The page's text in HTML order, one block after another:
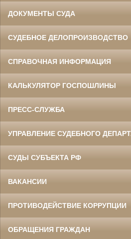
ДОКУМЕНТЫ СУДА
СУДЕБНОЕ ДЕЛОПРОИЗВОДСТВО
СПРАВОЧНАЯ ИНФОРМАЦИЯ
КАЛЬКУЛЯТОР ГОСПОШЛИНЫ
ПРЕСС-СЛУЖБА
УПРАВЛЕНИЕ СУДЕБНОГО
СУДЫ СУБЪЕКТА РФ
ВАКАНСИИ
ПРОТИВОДЕЙСТВИЕ КОРРУПЦИИ
ОБРАЩЕНИЯ ГРАЖДАН